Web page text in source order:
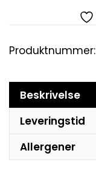
Produktnummer:
Beskrivelse
Leveringstid
Allergener